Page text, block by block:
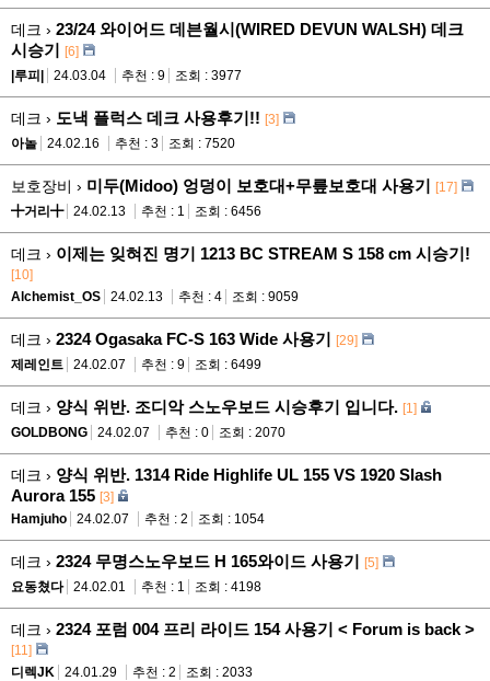
데크 › 23/24 와이어드 데븐월시(WIRED DEVUN WALSH) 데크
시승기 [6]
|루피|
24.03.04 추천 : 9 조회 : 3977
데크 › 도낵 플럭스 데크 사용후기!! [3]
아놀
24.02.16 추천 : 3 조회 : 7520
보호장비 › 미두(Midoo) 엉덩이 보호대+무릎보호대 사용기 [17]
╋거리╋
24.02.13 추천 : 1 조회 : 6456
데크 › 이제는 잊혀진 명기 1213 BC STREAM S 158 cm 시승기!
[10]
Alchemist_OS
24.02.13 추천 : 4 조회 : 9059
데크 › 2324 Ogasaka FC-S 163 Wide 사용기 [29]
제레인트
24.02.07 추천 : 9 조회 : 6499
데크 › 양식 위반. 조디악 스노우보드 시승후기 입니다. [1]
GOLDBONG
24.02.07 추천 : 0 조회 : 2070
데크 › 양식 위반. 1314 Ride Highlife UL 155 VS 1920 Slash
Aurora 155 [3]
Hamjuho
24.02.07 추천 : 2 조회 : 1054
데크 › 2324 무명스노우보드 H 165와이드 사용기 [5]
요동쳤다
24.02.01 추천 : 1 조회 : 4198
데크 › 2324 포럼 004 프리 라이드 154 사용기 < Forum is back >
[11]
디렉JK
24.01.29 추천 : 2 조회 : 2033